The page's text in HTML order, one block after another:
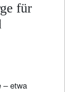
für
– etwa